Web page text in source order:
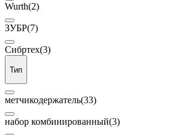
Wurth(2)
ЗУБР(7)
Сибртех(3)
Тип
метчикодержатель(33)
набор комбинированный(3)